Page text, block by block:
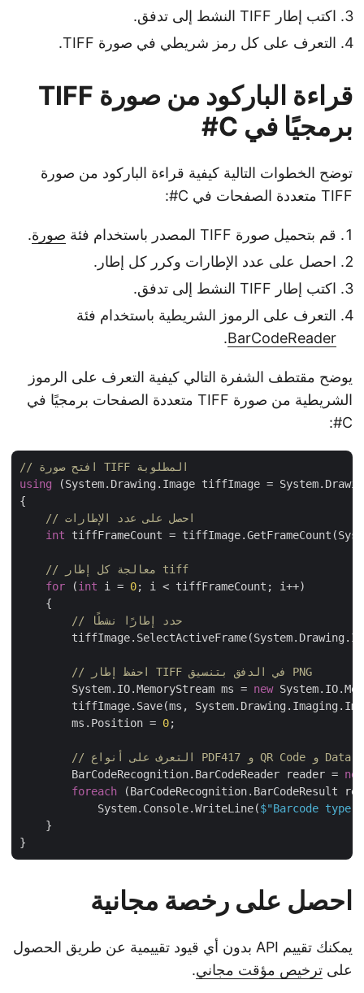
اكتب إطار TIFF النشط إلى تدفق.
التعرف على كل رمز شريطي في صورة TIFF.
قراءة الباركود من صورة TIFF
برمجيًا في C#
توضح الخطوات التالية كيفية قراءة الباركود من صورة
TIFF متعددة الصفحات في C#:
قم بتحميل صورة TIFF المصدر باستخدام فئة صورة .
احصل على عدد الإطارات وكرر كل إطار.
اكتب إطار TIFF النشط إلى تدفق.
التعرف على الرموز الشريطية باستخدام فئة
BarCodeReader
.
يوضح مقتطف الشفرة التالي كيفية التعرف على الرموز
الشريطية من صورة TIFF متعددة الصفحات برمجيًا في
C#:
// افتح صورة TIFF المطلوبة
using (System.Drawing.Image tiffImage =
// احصل على عدد الإطارات
int tiffFrameCount =
// معالجة كل إطار tiff
for (int i = 0
; i < tiffFrameCount; i++)
    {
// حدد إطارًا نشطًا
// احفظ إطار TIFF في الدفق بتنسيق PNG
        System.IO.MemoryStream ms =
new
tiffImage.Save(ms,
        ms.Position =
0
        BarCodeRecognition.BarCodeReader reader =
foreach (BarCodeRecognition.BarCodeResult
            System.Console.WriteLine(
$"Barcode
    }
احصل على رخصة مجانية
يمكنك تقييم API بدون أي قيود تقييمية عن طريق الحصول
على ترخيص مؤقت مجاني.